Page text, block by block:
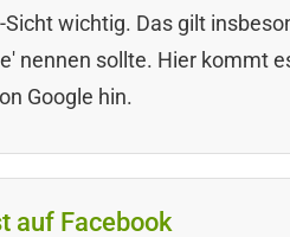
Sicht wichtig. Das gilt
nennen sollte. Hier kommt
Google hin.
auf Facebook